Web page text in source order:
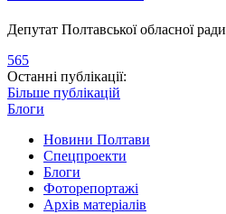
Депутат Полтавської обласної ради
565
Останні публікації:
Більше публікацій
Блоги
Новини Полтави
Спецпроекти
Блоги
Фоторепортажі
Архів матеріалів